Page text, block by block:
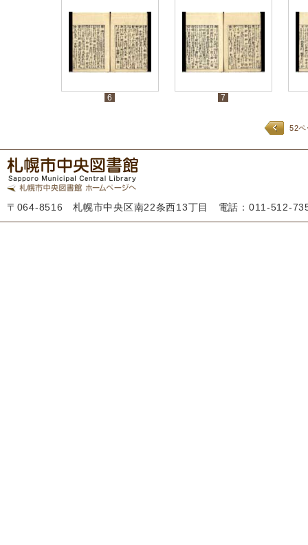
6 7
52ペ
〒064-8516 札幌市中央区南22条西13丁目 電話：011-512-